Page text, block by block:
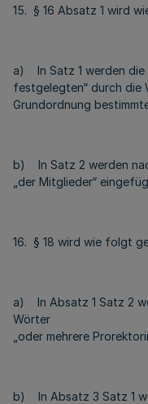
15. § 16 Absatz 1 wird
a) In Satz 1 werden die
festgelegten“ durch die
Grundordnung
b) In Satz 2 werden
„der Mitglieder“
16. § 18 wird wie folgt
a) In Absatz 1 Satz 2
Wörter
„oder mehrere
b) In Absatz 3 Satz 1